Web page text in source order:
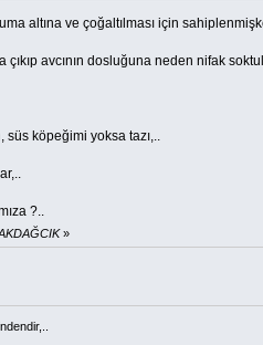
altına ve çoğaltılması için
avcının dosluğuna neden nifak
süs köpeğimi yoksa tazı,..
?..
»